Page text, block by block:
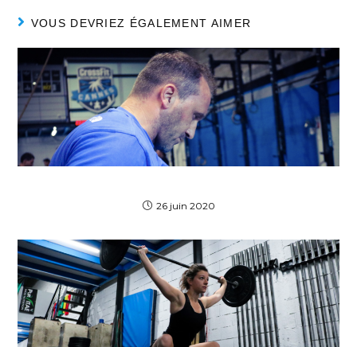
VOUS DEVRIEZ ÉGALEMENT AIMER
26 juin 2020